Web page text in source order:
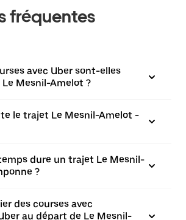
fréquentes
avec Uber sont-elles
Mesnil-Amelot ?
le trajet Le Mesnil-Amelot -
dure un trajet Le Mesnil-
?
des courses avec
au départ de Le Mesnil-